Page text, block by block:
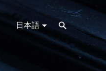
日本語